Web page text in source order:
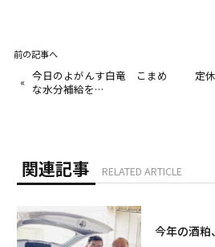
前の記事へ
« 今日のよがんす白竜 こまめ
な水分補給を…
定
関連記事 RELATED ARTICLE
今年の酒粕